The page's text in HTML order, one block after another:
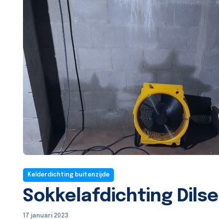
Kelderdichting buitenzijde
Sokkelafdichting
17 januari 2023